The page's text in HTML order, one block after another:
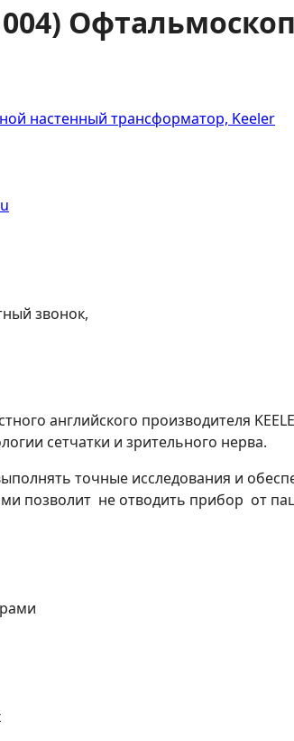
звонок,
английского производителя
сетчатки и зрительного нерва.
точные исследования и
позволит не отводить прибор от